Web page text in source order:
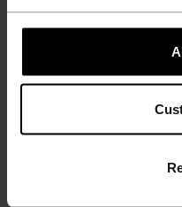
Høyfunksjonelt og
funksjonelt undertøy
varmeisolasjon.